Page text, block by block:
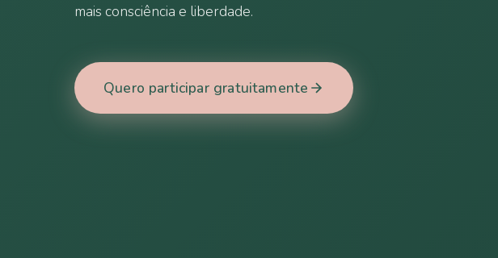
mais consciência e liberdade.
Quero participar gratuitamente